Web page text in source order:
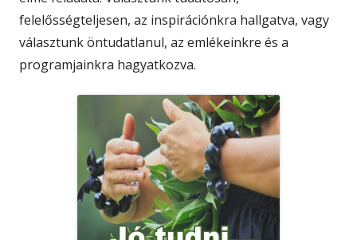
felelősségteljesen, az inspirációnkra hallgatva, vagy
választunk öntudatlanul, az emlékeinkre és a
programjainkra hagyatkozva.